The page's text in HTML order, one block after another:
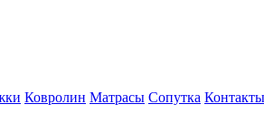
Ковролин Матрасы Сопутка Контакты